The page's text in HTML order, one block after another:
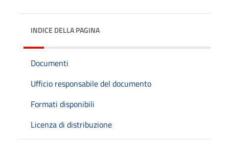
INDICE DELLA PAGINA
Documenti
Ufficio responsabile del documento
Formati disponibili
Licenza di distribuzione